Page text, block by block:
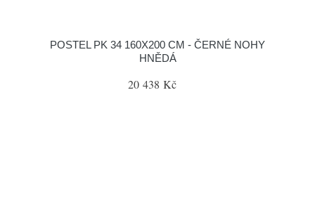
POSTEL PK 34 160X200 CM - ČERNÉ NOHY
HNĚDÁ
20 438 Kč